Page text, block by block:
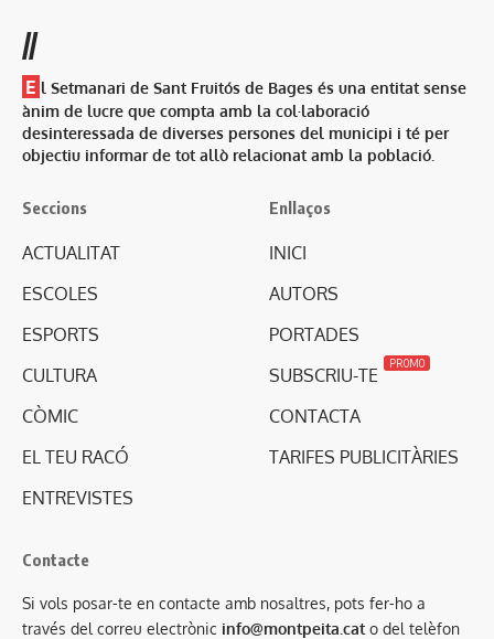
//
E l Setmanari de Sant Fruitós de Bages és una entitat sense
ànim de lucre que compta amb la col·laboració
desinteressada de diverses persones del municipi i té per
objectiu informar de tot allò relacionat amb la població.
Seccions
ACTUALITAT
ESCOLES
ESPORTS
CULTURA
CÒMIC
EL TEU RACÓ
ENTREVISTES
Enllaços
INICI
AUTORS
PORTADES
SUBSCRIU-TE
PROMO
CONTACTA
TARIFES PUBLICITÀRIES
Contacte
Si vols posar-te en contacte amb nosaltres, pots fer-ho a
través del correu electrònic info@montpeita.cat o del telèfon